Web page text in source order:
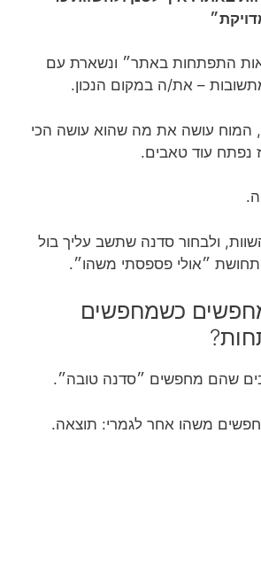
התפתחות באתר״ ונשארת עם
– את/ה במקום הנכון.
המוח עושה את מה שהוא עושה הכי
נפתח עוד טאבים.
ולבחור סדנה שתשב עליך בול
תחושת ״אולי פספסתי משהו״.
כשמחפשים
שהם מחפשים ״סדנה טובה״.
משהו אחר לגמרי: תוצאה.